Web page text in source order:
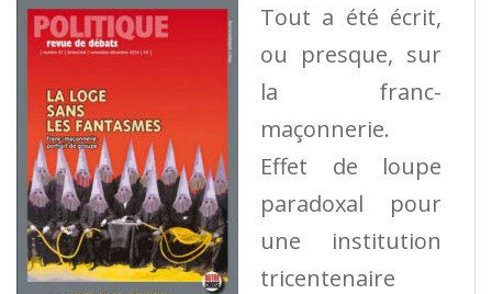
Tout a été écrit,
ou presque, sur
la franc-
maçonnerie.
Effet de loupe
paradoxal pour
une institution
tricentenaire